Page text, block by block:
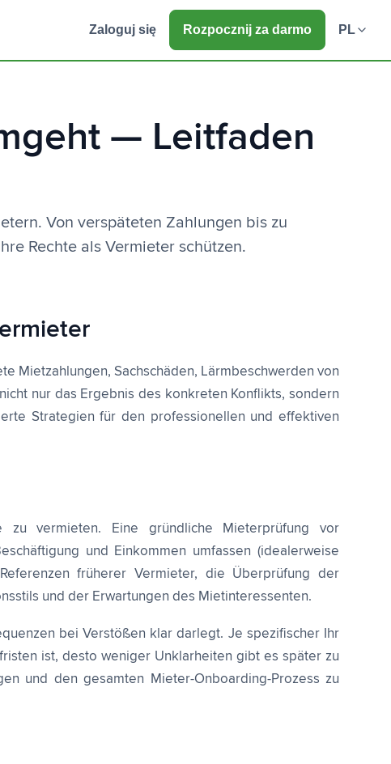
Zaloguj się Rozpocznij za darmo PL
— Leitfaden
Von verspäteten Zahlungen bis zu
Rechte als Vermieter schützen.
Mietzahlungen, Sachschäden, Lärmbeschwerden von
nur das Ergebnis des konkreten Konflikts, sondern
Strategien für den professionellen und effektiven
vermieten. Eine gründliche Mieterprüfung vor
und Einkommen umfassen (idealerweise
früherer Vermieter, die Überprüfung der
und der Erwartungen des Mietinteressenten.
bei Verstößen klar darlegt. Je spezifischer Ihr
ist, desto weniger Unklarheiten gibt es später zu
und den gesamten Mieter-Onboarding-Prozess zu